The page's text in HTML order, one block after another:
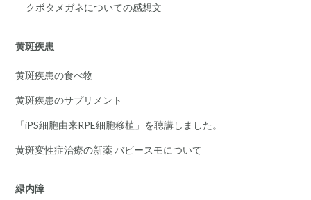
クボタメガネについての感想文
黄斑疾患
黄斑疾患の食べ物
黄斑疾患のサプリメント
「iPS細胞由来RPE細胞移植」を聴講しました。
黄斑変性症治療の新薬 バビースモについて
緑内障